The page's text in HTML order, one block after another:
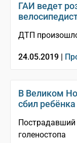
ГАИ ведет
ДТП
24.05.2019 |
В Великом
сбил ребёнка
голеностопа